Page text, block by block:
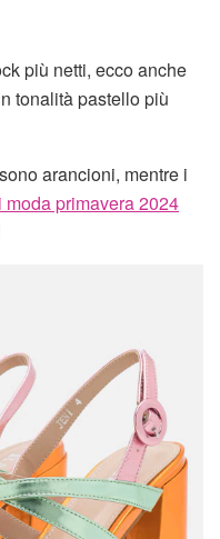
più netti, ecco anche
tonalità pastello più
arancioni, mentre i
moda primavera 2024